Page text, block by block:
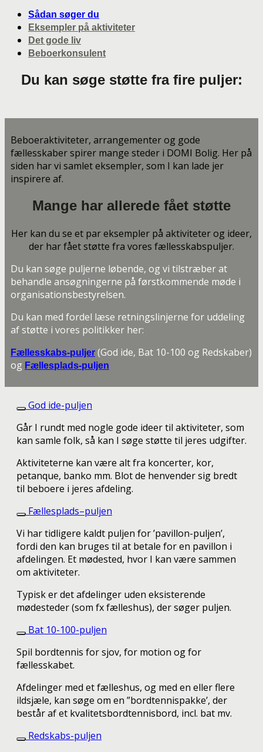
Sådan søger du
Eksempler på aktiviteter
Det gode liv
Beboerkonsulent
Du kan søge støtte fra fire puljer:
Beboeraktiviteter, arrangementer og gode
fællesskaber spirer mange steder i DOMI Bolig. Her på
siden har vi samlet eksempler, som I kan lade jer
inspirere af.
Mange har allerede fået støtte
Her kan du se et par eksempler på aktiviteter og ideer,
der har fået støtte fra vores fællesskabspuljer.
Du kan søge puljerne løbende, og vi tilstræber at
behandle ansøgningerne på førstkommende møde i
organisationsbestyrelsen.
Du kan med fordel læse retningslinjerne for uddeling
af støtte i vores politikker her:
Fællesskabs-puljer (God ide, Bat 10-100 og Redskaber)
og Fællesplads-puljen
God ide-puljen
Går I rundt med nogle gode ideer til aktiviteter, som
kan samle folk, så kan I søge støtte til jeres udgifter.
Aktiviteterne kan være alt fra koncerter, kor,
petanque, banko mm. Blot de henvender sig bredt
til beboere i jeres afdeling.
Fællesplads–puljen
Vi har tidligere kaldt puljen for ’pavillon-puljen’,
fordi den kan bruges til at betale for en pavillon i
afdelingen. Et mødested, hvor I kan være sammen
om aktiviteter.
Typisk er det afdelinger uden eksisterende
mødesteder (som fx fælleshus), der søger puljen.
Bat 10-100-puljen
Spil bordtennis for sjov, for motion og for
fællesskabet.
Afdelinger med et fælleshus, og med en eller flere
ildsjæle, kan søge om en ”bordtennispakke’, der
består af et kvalitetsbordtennisbord, incl. bat mv.
Redskabs-puljen